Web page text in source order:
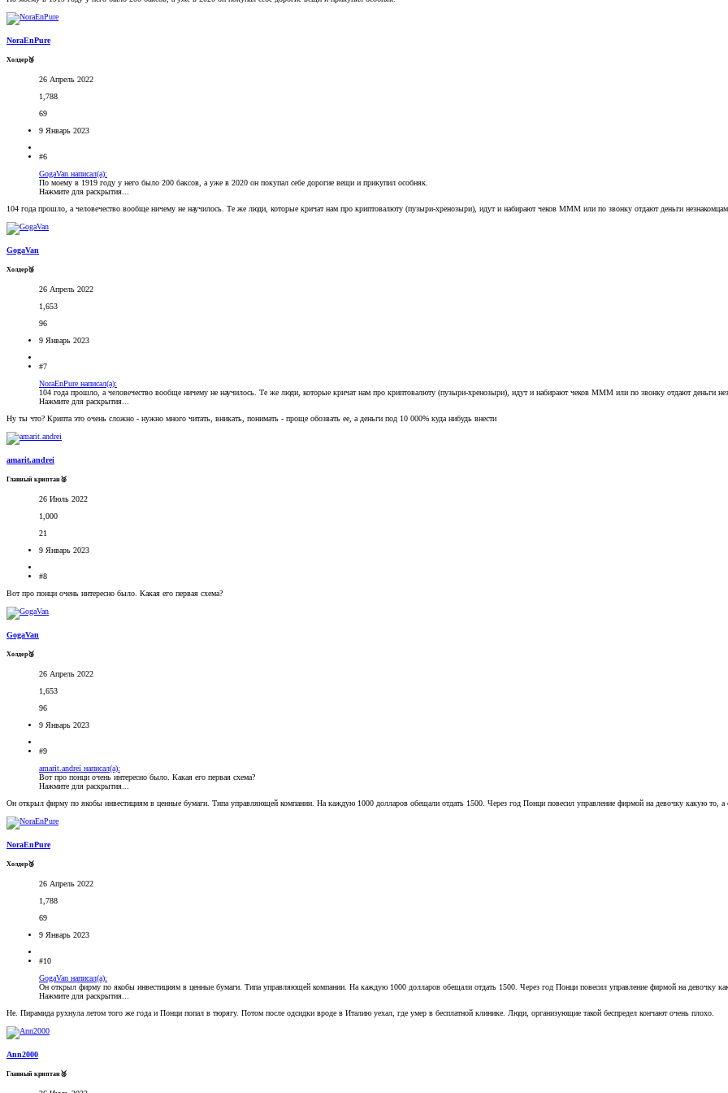
NoraEnPure
Холдер🥉
26 Апрель 2022
1,788
69
9 Январь 2023
#6
GogaVan написал(а):
По моему в 1919 году у него было 200 баксов, а уже в 2020 он покупал себе дорогие вещи и прикупил особняк.
Нажмите для раскрытия...
104 года прошло, а человечество вообще ничему не научилось. Те же люди, которые кричат нам про криптовалюту (пузыри-хренозыри), идут и набирают чеков МММ или по звонку отдают деньги незнакомцам.
GogaVan
Холдер🥉
26 Апрель 2022
1,653
96
9 Январь 2023
#7
NoraEnPure написал(а):
104 года прошло, а человечество вообще ничему не научилось. Те же люди, которые кричат нам про криптовалюту (пузыри-хренозыри), идут и набирают чеков МММ или по звонку отдают деньги
Нажмите для раскрытия...
Ну ты что? Крипта это очень сложно - нужно много читать, вникать, понимать - проще обозвать ее, а деньги под 10 000% куда нибудь внести
amarit.andrei
Главный криптан🥈
26 Июль 2022
1,000
21
9 Январь 2023
#8
Вот про понци очень интересно было. Какая его первая схема?
GogaVan
Холдер🥉
26 Апрель 2022
1,653
96
9 Январь 2023
#9
amarit.andrei написал(а):
Вот про понци очень интересно было. Какая его первая схема?
Нажмите для раскрытия...
Он открыл фирму по якобы инвестициям в ценные бумаги. Типа управляющей компании. На каждую 1000 долларов обещали отдать 1500. Через год Понци повесил управление фирмой на девочку какую то, а
NoraEnPure
Холдер🥉
26 Апрель 2022
1,788
69
9 Январь 2023
#10
GogaVan написал(а):
Он открыл фирму по якобы инвестициям в ценные бумаги. Типа управляющей компании. На каждую 1000 долларов обещали отдать 1500. Через год Понци повесил управление фирмой на девочку
Нажмите для раскрытия...
Не. Пирамида рухнула летом того же года и Понци попал в тюрягу. Потом после одсидки вроде в Италию уехал, где умер в бесплатной клинике. Люди, организующие такой беспредел кончают очень плохо.
Ann2000
Главный криптан🥈